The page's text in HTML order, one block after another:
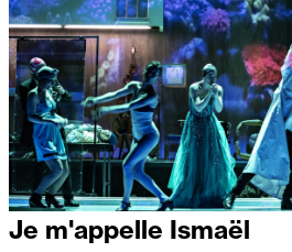
Je m'appelle Ismaël